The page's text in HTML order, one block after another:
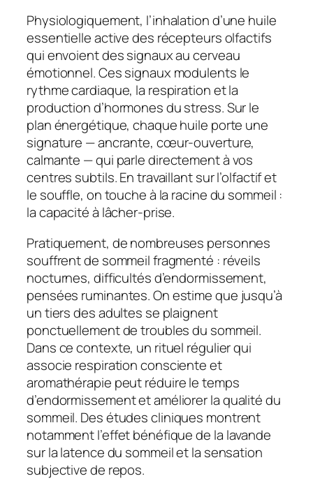
Physiologiquement, l’inhalation d’une huile
essentielle active des récepteurs olfactifs
qui envoient des signaux au cerveau
émotionnel. Ces signaux modulents le
rythme cardiaque, la respiration et la
production d’hormones du stress. Sur le
plan énergétique, chaque huile porte une
signature —ancrante, cœur‑ouverture,
calmante — qui parle directement à vos
centres subtils. En travaillant sur l’olfactif et
le souffle, on touche à la racine du sommeil :
la capacité à lâcher‑prise.
Pratiquement, de nombreuses personnes
souffrent de sommeil fragmenté : réveils
nocturnes, difficultés d’endormissement,
pensées ruminantes. On estime que jusqu’à
un tiers des adultes se plaignent
ponctuellement de troubles du sommeil.
Dans ce contexte, un rituel régulier qui
associe respiration conscienteet
aromathérapie peut réduire le temps
d’endormissement et améliorer laqualité du
sommeil. Des études cliniques montrent
notamment l’effet bénéfique de la lavande
sur la latence du sommeil et la sensation
subjective de repos.